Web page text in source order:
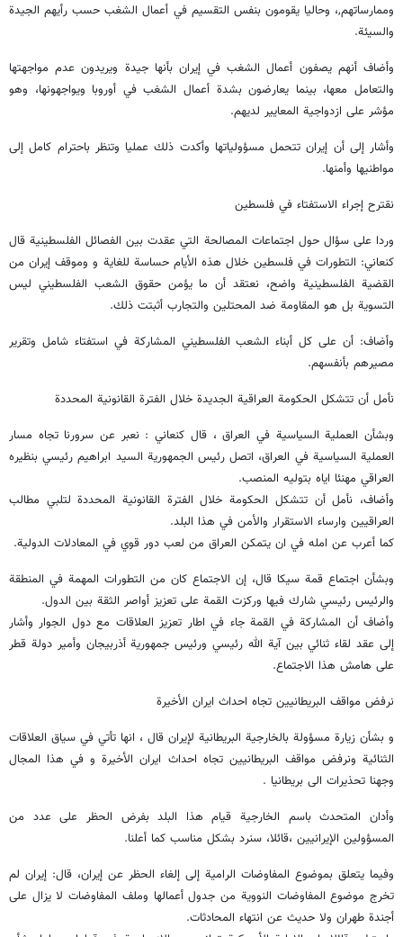
وممارساتهم,، وحاليا يقومون بنفس التقسيم في أعمال الشغب حسب رأيهم الجيدة
والسيئة.
وأضاف أنهم يصفون أعمال الشغب في إيران بأنها جيدة ويريدون عدم مواجهتها
والتعامل معها، بينما يعارضون بشدة أعمال الشغب في أوروبا ويواجهونها، وهو
مؤشر على ازدواجية المعايير لديهم.
وأشار إلى أن إيران تتحمل مسؤولياتها وأكدت ذلك عمليا وتنظر باحترام كامل إلى
مواطنيها وأمنها.
نقترح إجراء الاستفتاء في فلسطين
وردا على سؤال حول اجتماعات المصالحة التي عقدت بين الفصائل الفلسطينية قال
كنعاني: التطورات في فلسطين خلال هذه الأيام حساسة للغاية و وموقف إيران من
القضية الفلسطينية واضح، نعتقد أن ما يؤمن حقوق الشعب الفلسطيني ليس
التسوية بل هو المقاومة ضد المحتلين والتجارب أثبتت ذلك.
وأضاف: أن على كل أبناء الشعب الفلسطيني المشاركة في استفتاء شامل وتقرير
مصيرهم بأنفسهم.
نأمل أن تتشكل الحكومة العراقية الجديدة خلال الفترة القانونية المحددة
وبشأن العملية السياسية في العراق ، قال كنعاني : نعبر عن سرورنا تجاه مسار
العملية السياسية في العراق، اتصل رئيس الجمهوریة السید ابراهيم رئيسي بنظيره
العراقي مهنئا اياه بتوليه المنصب.
وأضاف، نأمل أن تتشكل الحكومة خلال الفترة القانونية المحددة لتلبي مطالب
العراقيين وارساء الاستقرار والأمن في هذا البلد.
کما أعرب عن امله في ان يتمكن العراق من لعب دور قوي في المعادلات الدولية.
وبشأن اجتماع قمة سيكا قال، إن الاجتماع كان من التطورات المهمة في المنطقة
والرئيس رئيسي شارك فيها وركزت القمة على تعزيز أواصر الثقة بين الدول.
وأضاف أن المشاركة في القمة جاء في اطار تعزيز العلاقات مع دول الجوار وأشار
إلی عقد لقاء ثنائي بين آیة الله رئیسي ورئيس جمهورية أذربيجان وأمير دولة قطر
على هامش هذا الاجتماع.
نرفض مواقف البريطانيين تجاه احداث ايران الأخيرة
و بشأن زيارة مسؤولة بالخارجية البريطانية لإيران قال ، انها تأتي في سياق العلاقات
الثنائية ونرفض مواقف البريطانيين تجاه احداث ايران الأخيرة و في هذا المجال
وجهنا تحذيرات الى بريطانيا .
وأدان المتحدث باسم الخارجية قیام هذا البلد بفرض الحظر على عدد من
المسؤولين الإيرانيين ،قائلا، سنرد بشكل مناسب كما أعلنا.
وفيما يتعلق بموضوع المفاوضات الرامیة إلی إلغاء الحظر عن إیران، قال: إيران لم
تخرج موضوع المفاوضات النووية من جدول أعمالها وملف المفاوضات لا يزال على
أجندة طهران ولا حديث عن انتهاء المحادثات.